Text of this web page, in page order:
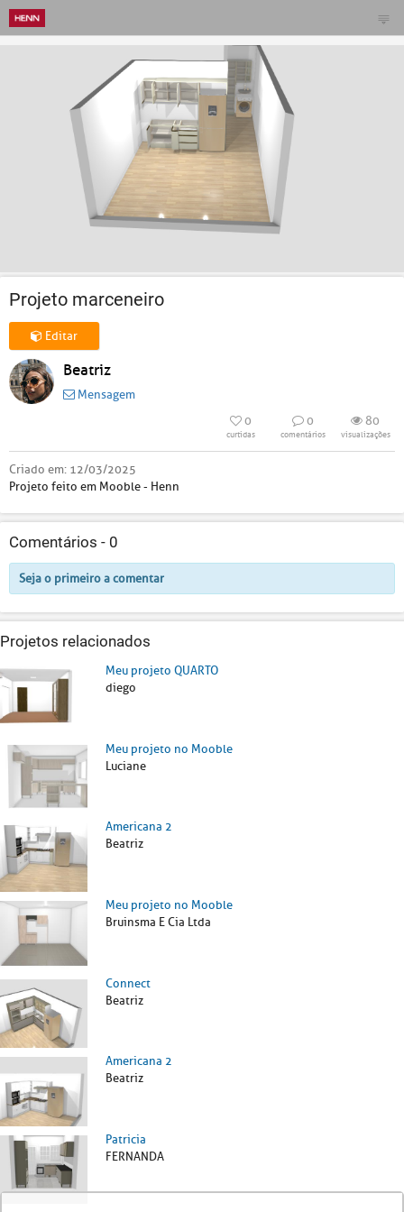
Projeto marceneiro
Editar
Beatriz
Mensagem
0
curtidas
0
comentários
80
visualizações
Criado em: 12/03/2025
Projeto feito em Mooble - Henn
Comentários - 0
Seja o primeiro a comentar
Projetos relacionados
Meu projeto QUARTO
diego
Meu projeto no Mooble
Luciane
Americana 2
Beatriz
Meu projeto no Mooble
Bruinsma E Cia Ltda
Connect
Beatriz
Americana 2
Beatriz
Patricia
FERNANDA